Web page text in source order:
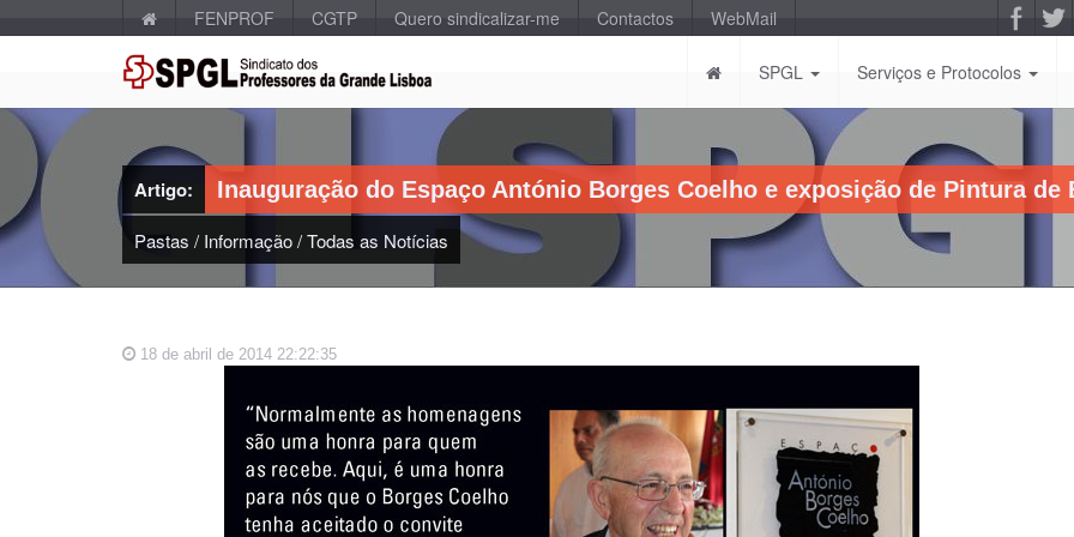
FENPROF CGTP Quero sindicalizar-me Contactos WebMail
SPGL Serviços e Protocolos
Artigo: Inauguração do Espaço António Borges Coelho e exposição de Pintura de
Pastas / Informação/Todas as Notícias
18 de abril de 2014 22:22:35